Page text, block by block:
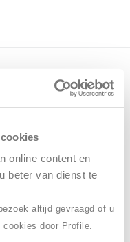
online content en
beter van dienst te
altijd gevraagd of u
door Profile.